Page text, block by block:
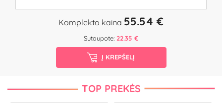
Komplekto kaina 55.54 €
Sutaupote: 22.35 €
Į KREPŠELĮ
TOP PREKĖS